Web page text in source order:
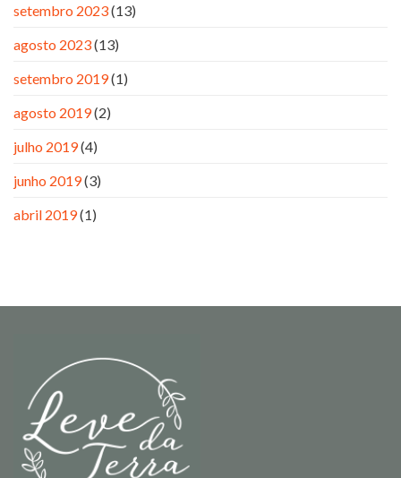
setembro 2023(13)
agosto 2023(13)
setembro 2019(1)
agosto 2019(2)
julho 2019(4)
junho 2019(3)
abril 2019(1)